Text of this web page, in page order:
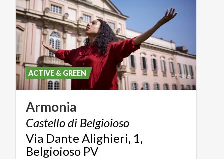
Armonia
Castellodi Belgioioso
Via Dante Alighieri, 1,
Belgioioso PV
ACTIVE & GREEN